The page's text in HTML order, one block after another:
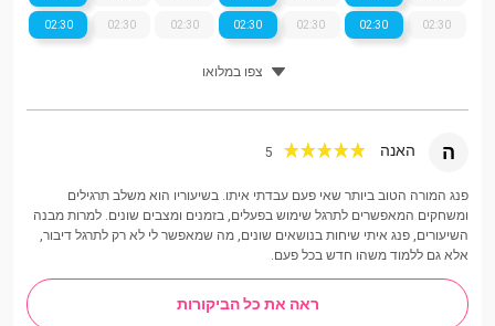
02:30
02:30
02:30
02:30
02:30
02:30
02:30
צפו במלואו
ה האנה 5
פנג המורה הטוב ביותר שאי פעם עבדתי איתו. בשיעוריו הוא משלב תרגילים
ומשחקים המאפשרים לתרגל שימוש בפעלים, בזמנים ומצבים שונים. למרות מבנה
השיעורים, פנג איתי שיחות בנושאים שונים, מה שמאפשר לי לא רק לתרגל דיבור,
אלא גם ללמוד משהו חדש בכל פעם.
ראה את כל הביקורות